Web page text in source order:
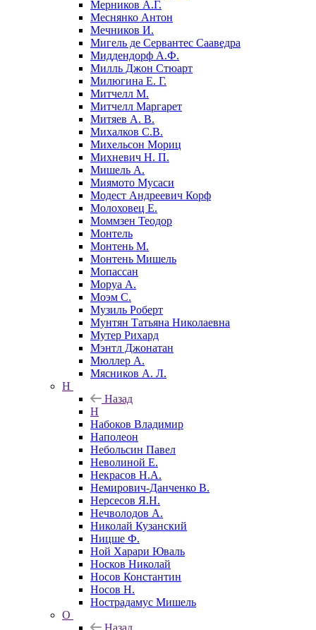
Мерников А.Г.
Меснянко Антон
Мечников И.
Мигель де Сервантес Сааведра
Миддендорф А.Ф.
Милль Джон Стюарт
Милюгина Е. Г.
Митчелл М.
Митчелл Маргарет
Митяев А. В.
Михалков С.В.
Михельсон Мориц
Михневич Н. П.
Мишель А.
Миямото Мусаси
Модест Андреевич Корф
Молоховец Е.
Моммзен Теодор
Монтель
Монтень М.
Монтень Мишель
Мопассан
Моруа А.
Моэм С.
Музиль Роберт
Мунтян Татьяна Николаевна
Мутер Рихард
Мэнтл Джонатан
Мюллер А.
Мясников А. Л.
Н
Назад
Н
Набоков Владимир
Наполеон
Небольсин Павел
Неволиной Е.
Некрасов Н.А.
Немирович-Данченко В.
Нерсесов Я.Н.
Нечволодов А.
Николай Кузанский
Ницше Ф.
Ной Харари Юваль
Носков Николай
Носов Константин
Носов Н.
Нострадамус Мишель
О
Назад